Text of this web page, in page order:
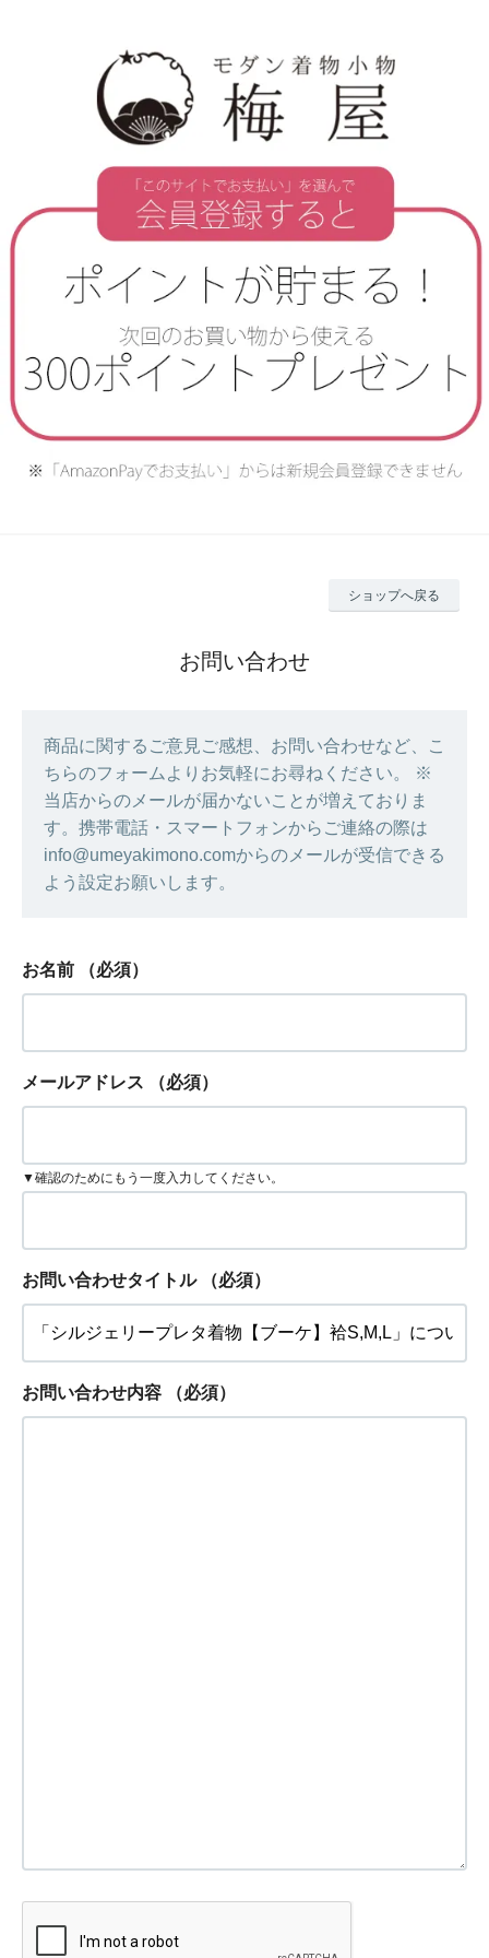
ショップへ戻る
お問い合わせ
商品に関するご意見ご感想、お問い合わせなど、こ
ちらのフォームよりお気軽にお尋ねください。 ※
当店からのメールが届かないことが増えておりま
す。携帯電話・スマートフォンからご連絡の際は
info@umeyakimono.comからのメールが受信できる
よう設定お願いします。
お名前 （必須）
メールアドレス （必須）
▼確認のためにもう一度入力してください。
お問い合わせタイトル （必須）
お問い合わせ内容 （必須）